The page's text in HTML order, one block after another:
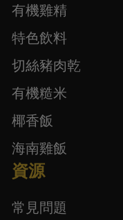
有機雞精
特色飲料
切絲豬肉乾
有機糙米
椰香飯
海南雞飯
資源
常見問題